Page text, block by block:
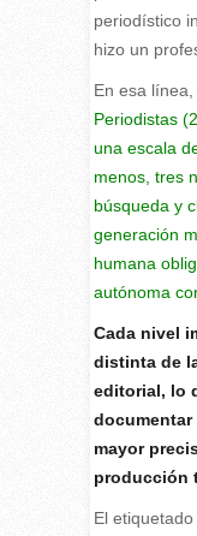
periodístico
hizo un
En esa línea,
Periodistas
una escala
menos, tres
búsqueda y
generación
humana
autónoma
Cada nivel
distinta de
editorial, lo
mayor
producción
El